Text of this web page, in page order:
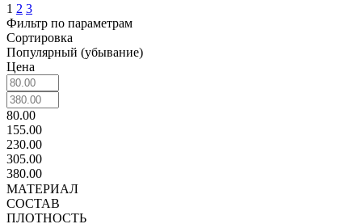
1 2 3
Фильтр по параметрам
Сортировка
Популярный (убывание)
Цена
80.00
155.00
230.00
305.00
380.00
МАТЕРИАЛ
СОСТАВ
ПЛОТНОСТЬ